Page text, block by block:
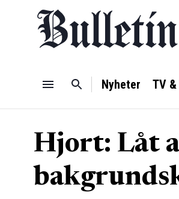
Nyheter TV
Hjort: Låt